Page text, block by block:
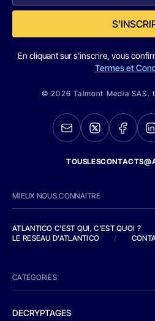
En cliquant sur s'inscrire, vous
Termes et
© 2026 Talmont Media SAS.
MIEUX NOUS CONNAITRE
ATLANTICO C'EST QUI, C'EST QUOI ?
LE RESEAU D'ATLANTICO
/
CATEGORIES
DECRYPTAGES